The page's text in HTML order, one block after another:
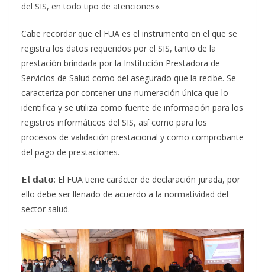
del SIS, en todo tipo de atenciones».
Cabe recordar que el FUA es el instrumento en el que se
registra los datos requeridos por el SIS, tanto de la
prestación brindada por la Institución Prestadora de
Servicios de Salud como del asegurado que la recibe. Se
caracteriza por contener una numeración única que lo
identifica y se utiliza como fuente de información para los
registros informáticos del SIS, así como para los
procesos de validación prestacional y como comprobante
del pago de prestaciones.
𝗘𝗹 𝗱𝗮𝘁𝗼: El FUA tiene carácter de declaración jurada, por
ello debe ser llenado de acuerdo a la normatividad del
sector salud.